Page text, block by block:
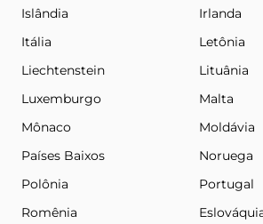
Islândia
Irlanda
Itália
Letônia
Liechtenstein
Lituânia
Luxemburgo
Malta
Mônaco
Moldávia
Países Baixos
Noruega
Polônia
Portugal
Romênia